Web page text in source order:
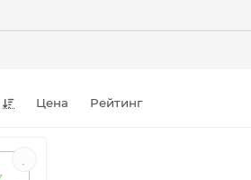
Цена Рейтинг